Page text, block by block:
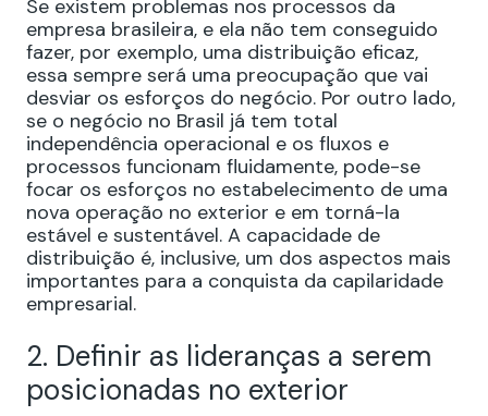
Se existem problemas nos processos da
empresa brasileira, e ela não tem conseguido
fazer, por exemplo, uma distribuição eficaz,
essa sempre será uma preocupação que vai
desviar os esforços do negócio. Por outro lado,
se o negócio no Brasil já tem total
independência operacional e os fluxos e
processos funcionam fluidamente, pode-se
focar os esforços no estabelecimento de uma
nova operação no exterior e em torná-la
estável e sustentável. A capacidade de
distribuição é, inclusive, um dos aspectos mais
importantes para a conquista da capilaridade
empresarial.
2. Definir as lideranças a serem
posicionadas no exterior